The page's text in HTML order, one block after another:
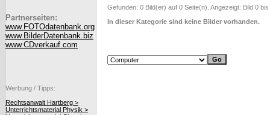
Partnerseiten:
www.FOTOdatenbank.org
www.BilderDatenbank.biz
www.CDverkauf.com
Werbung / Tipps:
Rechtsanwalt Hartberg >
Unterrichtsmaterial Physik >
Gefunden: 0 Bild(er) auf 0 Seite(n). Angezeigt: Bild 0 bis
In dieser Kategorie sind keine Bilder vorhanden.